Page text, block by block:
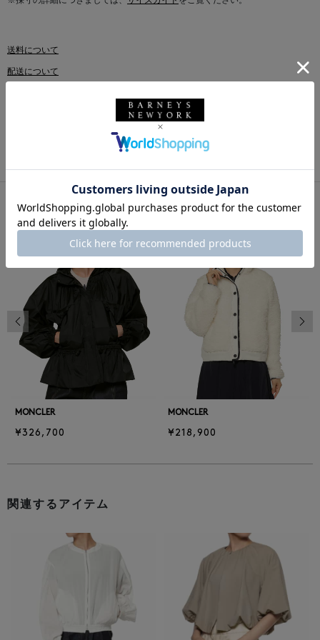
送料について
配送について
このアイテムをシェアする
同じカテゴリのアイテム
MONCLER
¥326,700
MONCLER
¥218,900
前の画像
関連するアイテム